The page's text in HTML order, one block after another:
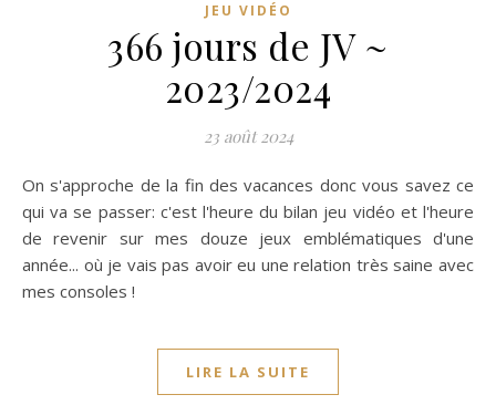
JEU VIDÉO
366 jours de JV ~
2023/2024
23 août 2024
On s'approche de la fin des vacances donc vous savez ce
qui va se passer: c'est l'heure du bilan jeu vidéo et l'heure
de revenir sur mes douze jeux emblématiques d'une
année... où je vais pas avoir eu une relation très saine avec
mes consoles !
LIRE LA SUITE